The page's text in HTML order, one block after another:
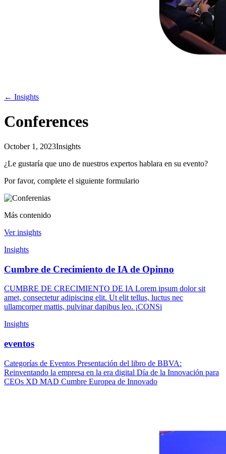
← Insights
Conferences
October 1, 2023Insights
¿Le gustaría que uno de nuestros expertos hablara en su evento?
Por favor, complete el siguiente formulario
Más contenido
Ver insights
Insights
Cumbre de Crecimiento de IA de Opinno
CUMBRE DE CRECIMIENTO DE IA Lorem ipsum dolor sit
amet, consectetur adipiscing elit. Ut elit tellus, luctus nec
ullamcorper mattis, pulvinar dapibus leo. ¡CONSi
Insights
eventos
Categorías de Eventos Presentación del libro de BBVA:
Reinventando la empresa en la era digital Día de la Innovación para
CEOs XD MAD Cumbre Europea de Innovado